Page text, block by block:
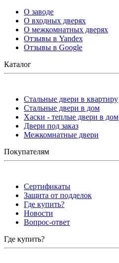
О заводе
О входных дверях
О межкомнатных дверях
Отзывы в Yandex
Отзывы в Google
Каталог
Стальные двери в квартиру
Стальные двери в дом
Хаски - теплые двери в дом
Двери под заказ
Межкомнатные двери
Покупателям
Сертификаты
Защита от подделок
Где купить?
Новости
Вопрос-ответ
Где купить?